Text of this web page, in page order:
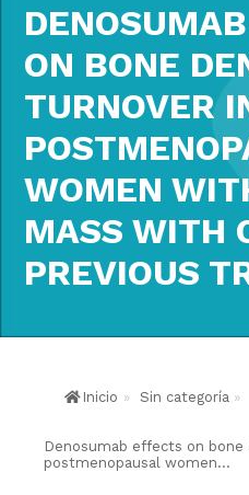
ON BONE
TURNOVER
WOMEN
MASS WITH
PREVIOUS
Inicio » Sin categoría »
Denosumab effects on
postmenopausal women...